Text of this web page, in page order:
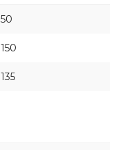
50
150
135